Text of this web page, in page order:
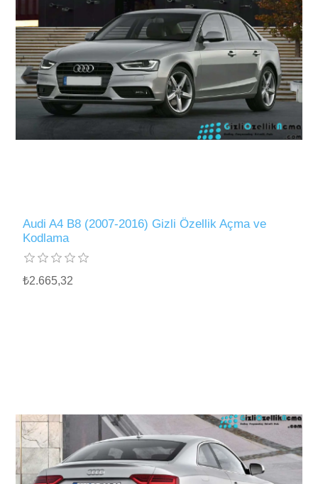
Audi A4 B8 (2007-2016) Gizli Özellik Açma ve
Kodlama
₺2.665,32